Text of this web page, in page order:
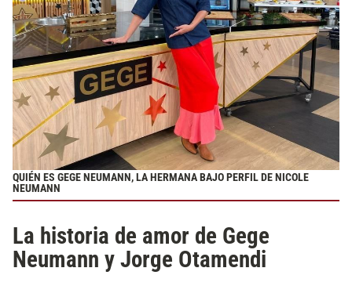
QUIÉN ES GEGE NEUMANN, LA HERMANA BAJO PERFIL DE NICOLE
NEUMANN
La historia de amor de Gege
Neumann y Jorge Otamendi